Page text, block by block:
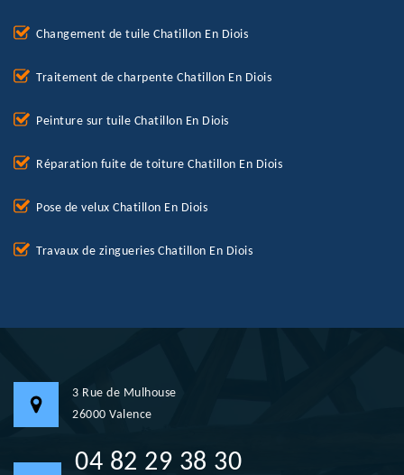
Changement de tuile Chatillon En Diois
Traitement de charpente Chatillon En Diois
Peinture sur tuile Chatillon En Diois
Réparation fuite de toiture Chatillon En Diois
Pose de velux Chatillon En Diois
Travaux de zingueries Chatillon En Diois
3 Rue de Mulhouse
26000 Valence
04 82 29 38 30